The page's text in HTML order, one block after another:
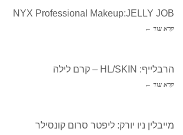
NYX Professional Makeup:JELLY JOB
קרא עוד ←
הרבלייף: HL/SKIN – קרם לילה
קרא עוד ←
מייבלין ניו יורק: ליפטר סרום קונסילר